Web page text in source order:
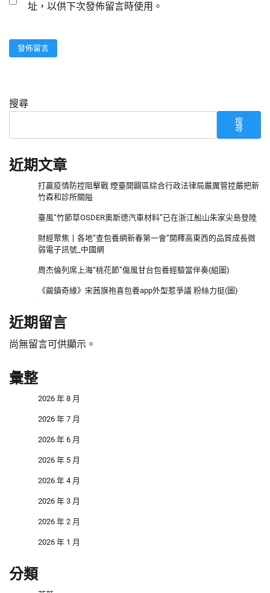
址，以供下次發佈留言時使用。
搜尋
搜
尋
近期文章
打贏疫情防控阻擊戰 煙臺開闢區綜合行政法律局嚴厲管控嚴把新
竹森和診所關隘
臺風“竹節草OSDER奧斯德汽車材料”已在浙江船山朱家尖島登陸
財經聚焦丨各地“查包養網新春第一會”開釋高東西的品質成長微
弱電子訊號_中國網
周杰倫列席上海“桃花節”傷風甘台包養經驗當伴奏(組圖)
《繭鎮奇緣》宋茜旗袍喜包養app外型惹爭議 粉絲力挺(圖)
近期留言
尚無留言可供顯示。
彙整
2026 年 8 月
2026 年 7 月
2026 年 6 月
2026 年 5 月
2026 年 4 月
2026 年 3 月
2026 年 2 月
2026 年 1 月
分類